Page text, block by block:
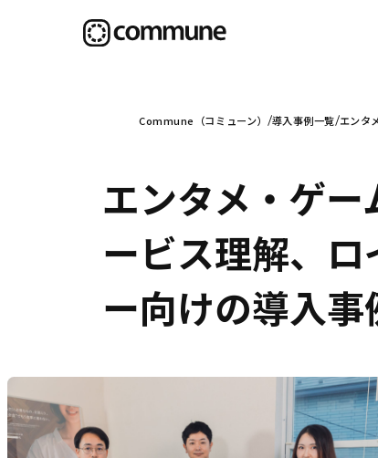
Commune（コミューン） 導入事例一覧 エンタ
エンタメ・ゲ
ービス理解、
ー向けの導入事